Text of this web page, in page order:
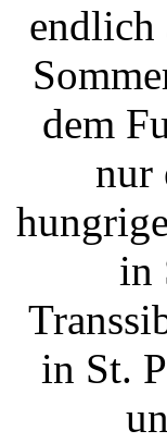
endlich
dem
nur
in
in St.